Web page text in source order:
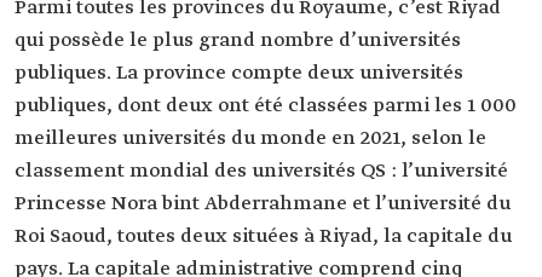
Parmi toutes les provinces du Royaume, c’est Riyad
qui possède le plus grand nombre d’universités
publiques. La province compte deux universités
publiques, dont deux ont été classées parmi les 1 000
meilleures universités du monde en 2021, selon le
classement mondial des universités QS : l’université
Princesse Nora bint Abderrahmane et l’université du
Roi Saoud, toutes deux situées à Riyad, la capitale du
pays. La capitale administrative comprend cinq